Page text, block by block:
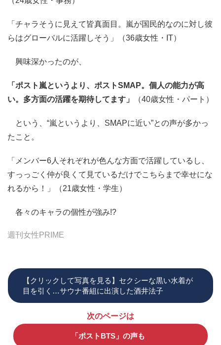
「チャラそうに見えて皆真面目。嵐が国民的なのに対し彼
らはグローバルに活躍しそう」（36歳女性・IT）
興味深かったのが、
「ポスト嵐というより、ポストSMAP。個人の能力が高
い。多方面の活躍を期待してます」
（40歳女性・パート）
という、“嵐というより、SMAPに近い”との声が多かっ
たこと。
「メンバー6人それぞれが色んな方面で活躍しているし、
すっっごく仲が良くて見ているだけでこちらまで幸せにな
れるから！」（21歳女性・学生）
各々のキャラの個性が強み!?
週刊女性PRIME
【クリックして写真を見る】セクシーな黒い水着が
目を引く…サウナ番組に出演した酒井法子
次のページは
「ポストBTS」の声も